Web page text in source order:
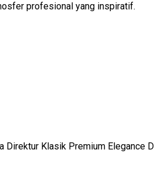
profesional yang inspiratif.
Direktur Klasik Premium Elegance